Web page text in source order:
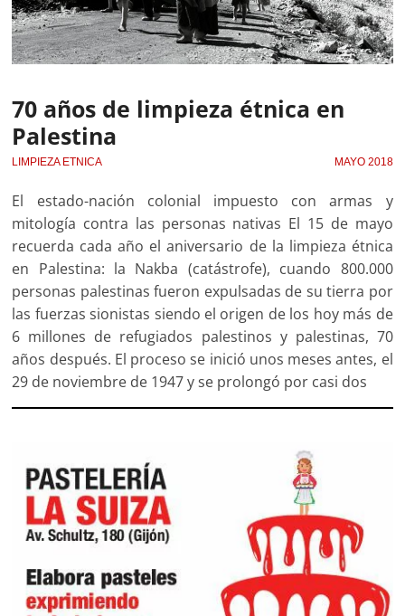
70 años de limpieza étnica en
Palestina
LIMPIEZA ETNICA MAYO 2018
El estado-nación colonial impuesto con armas y
mitología contra las personas nativas El 15 de mayo
recuerda cada año el aniversario de la limpieza étnica
en Palestina: la Nakba (catástrofe), cuando 800.000
personas palestinas fueron expulsadas de su tierra por
las fuerzas sionistas siendo el origen de los hoy más de
6 millones de refugiados palestinos y palestinas, 70
años después. El proceso se inició unos meses antes, el
29 de noviembre de 1947 y se prolongó por casi dos